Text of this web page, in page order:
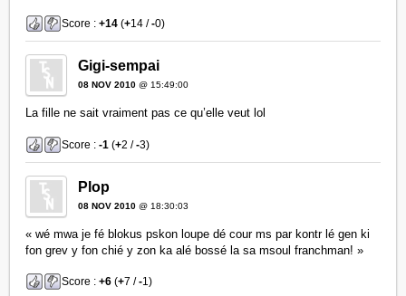
Score :+14 (+14 /-0)
Gigi-sempai
08 NOV 2010 @ 15:49:00
La fille ne sait vraiment pas ce qu’elle veut lol
Score :-1 (+2 /-3)
Plop
08 NOV 2010 @ 18:30:03
« wé mwa je fé blokus pskon loupe dé cour ms par kontr lé gen ki
fon grev y fon chié y zon ka alé bossé la sa msoul franchman! »
Score :+6 (+7 /-1)